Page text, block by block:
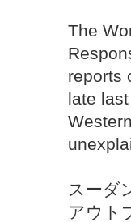
The
reports
late
スーダ
アウト